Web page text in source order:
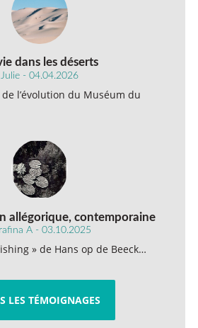
dans les déserts
Julie - 04.04.2026
l’évolution du Muséum du
allégorique, contemporaine
A - 03.10.2025
» de Hans op de Beeck…
LES TÉMOIGNAGES